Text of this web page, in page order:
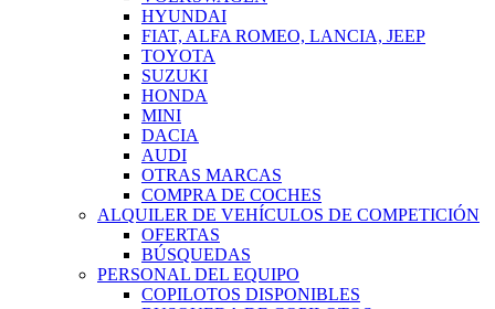
HYUNDAI
FIAT, ALFA ROMEO, LANCIA, JEEP
TOYOTA
SUZUKI
HONDA
MINI
DACIA
AUDI
OTRAS MARCAS
COMPRA DE COCHES
ALQUILER DE VEHÍCULOS DE COMPETICIÓN
OFERTAS
BÚSQUEDAS
PERSONAL DEL EQUIPO
COPILOTOS DISPONIBLES